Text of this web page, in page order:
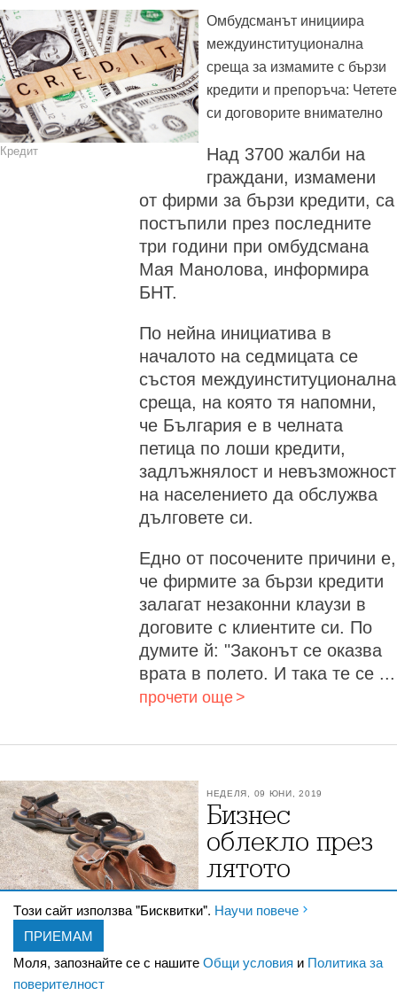
Кредит
Омбудсманът инициира
междуинституционална
среща за измамите с бързи
кредити и препоръча: Четете
си договорите внимателно
Над 3700 жалби на
граждани, измамени
от фирми за бързи кредити, са
постъпили през последните
три години при омбудсмана
Мая Манолова, информира
БНТ.
По нейна инициатива в
началото на седмицата се
състоя междуинституционална
среща, на която тя напомни,
че България е в челната
петица по лоши кредити,
задлъжнялост и невъзможност
на населението да обслужва
дълговете си.
Едно от посочените причини е,
че фирмите за бързи кредити
залагат незаконни клаузи в
договите с клиентите си. По
думите й: "Законът се оказва
врата в полето. И така те се ...
прочети още
НЕДЕЛЯ, 09 ЮНИ, 2019
Бизнес
облекло през
лятото
Сандали
Фирменият дрескод е
горещия сезон.
Tози сайт използва "Бисквитки". Научи повече
ПРИЕМАМ
Моля, запознайте се с нашитеОбщи условия и Политика за
поверителност